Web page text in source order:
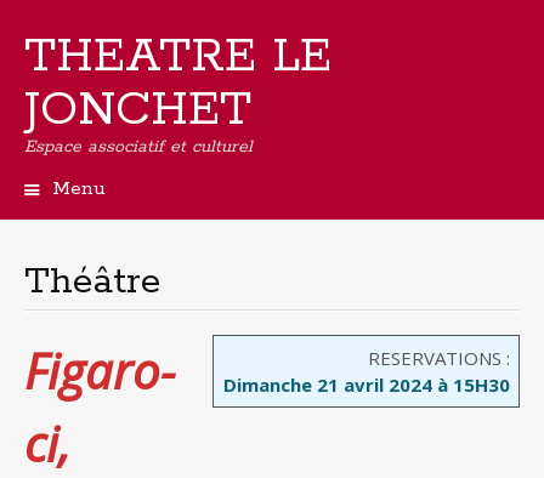
THEATRE LE
JONCHET
Espace associatif et culturel
Menu
contenu
principal
Théâtre
RESERVATIONS :
Dimanche 21 avril 2024 à 15H30
Figaro-
ci,